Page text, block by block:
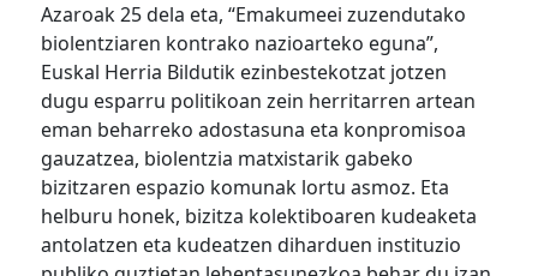
Azaroak 25 dela eta, “Emakumeei zuzendutako
biolentziaren kontrako nazioarteko eguna”,
Euskal Herria Bildutik ezinbestekotzat jotzen
dugu esparru politikoan zein herritarren artean
eman beharreko adostasuna eta konpromisoa
gauzatzea, biolentzia matxistarik gabeko
bizitzaren espazio komunak lortu asmoz. Eta
helburu honek, bizitza kolektiboaren kudeaketa
antolatzen eta kudeatzen diharduen instituzio